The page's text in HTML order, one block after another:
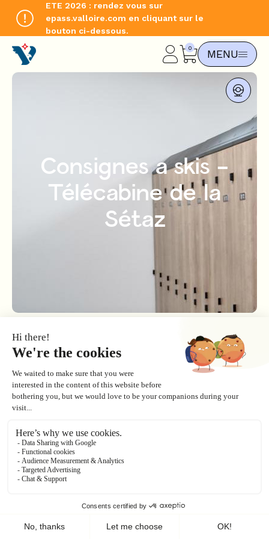
ETE 2026 : rendez vous sur
epass.valloire.com en cliquant sur le
bouton ci-dessous.
MENU
Consignes a skis -
Télécabine de la
Sétaz
Ne portez plus
vos skis !
Que ce soit pour une journée, un week-end ou une
semaine,
consignes à skis chauffantes avec sèche-
chaussures !
CHANGE LANGUAGE
FR